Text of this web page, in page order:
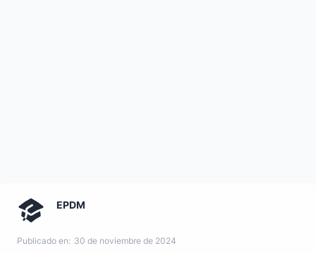
EPDM
Publicado en: 30 de noviembre de 2024